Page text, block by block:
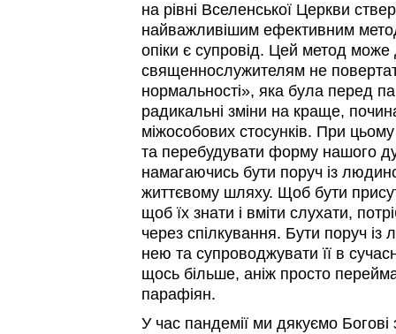
на рівні Вселенської Церкви
найважливішим ефективним
опіки є супровід. Цей метод може
священнослужителям не
нормальності», яка була перед
радикальні зміни на краще,
міжособових стосунків. При
та перебудувати форму нашого
намагаючись бути поруч із
життєвому шляху. Щоб бути
щоб їх знати і вміти слухати,
через спілкування. Бути поруч
нею та супроводжувати її в
щось більше, аніж просто
парафіян.
У час пандемії ми дякуємо Богові